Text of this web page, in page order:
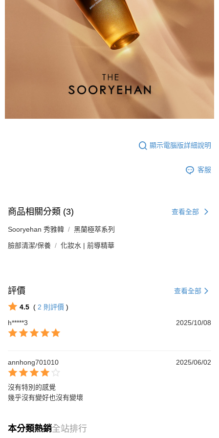
顯示電腦版詳細說明
客服
商品相關分類 (3) 查看全部
Sooryehan 秀雅韓 黑蘭極萃系列
臉部清潔/保養 化妝水 | 前導精華
評價 查看全部
4.5 ( 2 則評價 )
h*****3
2025/10/08
annhong701010 2025/06/02
沒有特別的感覺
幾乎沒有變好也沒有變壞
本分類熱銷全站排行